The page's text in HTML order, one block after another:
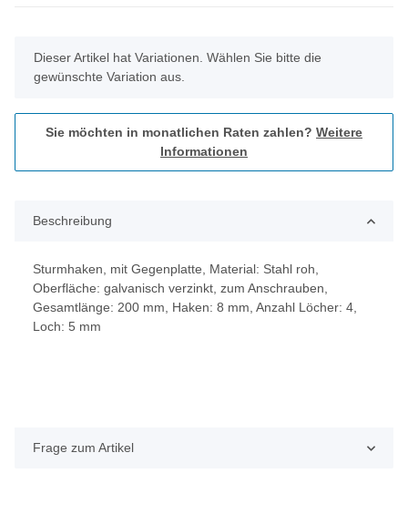
x
Dieser Artikel hat Variationen. Wählen Sie bitte die
gewünschte Variation aus.
Sie möchten in monatlichen Raten zahlen? Weitere
Informationen
Beschreibung
Sturmhaken, mit Gegenplatte, Material: Stahl roh,
Oberfläche: galvanisch verzinkt, zum Anschrauben,
Gesamtlänge: 200 mm, Haken: 8 mm, Anzahl Löcher: 4,
Loch: 5 mm
Frage zum Artikel